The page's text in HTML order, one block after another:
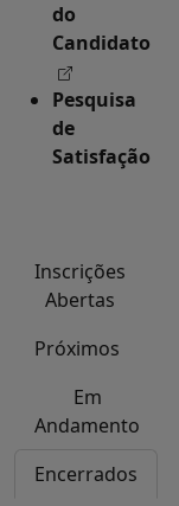
do
Candidato
Pesquisa
de
Satisfação
Inscrições
Abertas
Próximos
Em
Andamento
Encerrados